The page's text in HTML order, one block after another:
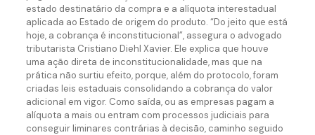
estado destinatário da compra e a alíquota interestadual
aplicada ao Estado de origem do produto. “Do jeito que está
hoje, a cobrança é inconstitucional”, assegura o advogado
tributarista Cristiano Diehl Xavier. Ele explica que houve
uma ação direta de inconstitucionalidade, mas que na
prática não surtiu efeito, porque, além do protocolo, foram
criadas leis estaduais consolidando a cobrança do valor
adicional em vigor. Como saída, ou as empresas pagam a
alíquota a mais ou entram com processos judiciais para
conseguir liminares contrárias à decisão, caminho seguido